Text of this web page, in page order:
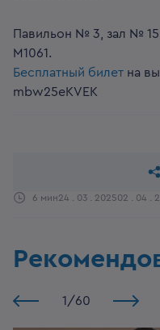
Павильон № 3, зал №
M1061.
Бесплатный билет на
mbw25eKVEK
6 мин24 . 03 . 202502 . 04 .
1 /60